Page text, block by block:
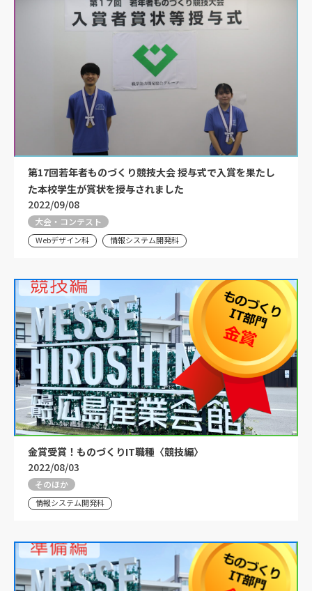
第17回若年者ものづくり競技大会 授与式で入賞を果たし
た本校学生が賞状を授与されました
2022/09/08
大会・コンテスト
Webデザイン科 情報システム開発科
金賞受賞！ものづくりIT職種〈競技編〉
2022/08/03
そのほか
情報システム開発科